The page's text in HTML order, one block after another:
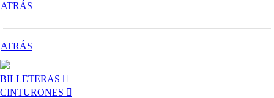
ATRÁS
ATRÁS
BILLETERAS
CINTURONES